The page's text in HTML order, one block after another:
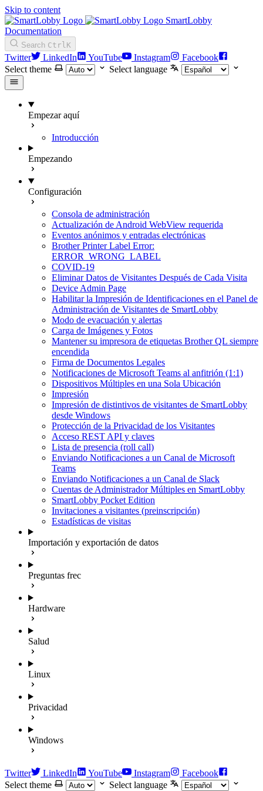
Skip to content
SmartLobby
Documentation
Search CtrlK
Twitter LinkedIn YouTube Instagram
Facebook
Select theme
Select language
Empezar aquí
Introducción
Empezando
Configuración
Consola de administración
Actualización de Android WebView requerida
Eventos anónimos y entradas electrónicas
Brother Printer Label Error:
ERROR_WRONG_LABEL
COVID-19
Eliminar Datos de Visitantes Después de Cada Visita
Device Admin Page
Habilitar la Impresión de Identificaciones en el Panel de
Administración de Visitantes de SmartLobby
Modo de evacuación y alertas
Carga de Imágenes y Fotos
Mantener su impresora de etiquetas Brother QL siempre
encendida
Firma de Documentos Legales
Notificaciones de Microsoft Teams al anfitrión (1:1)
Dispositivos Múltiples en una Sola Ubicación
Impresión
Impresión de distintivos de visitantes de SmartLobby
desde Windows
Protección de la Privacidad de los Visitantes
Acceso REST API y claves
Lista de presencia (roll call)
Enviando Notificaciones a un Canal de Microsoft
Teams
Enviando Notificaciones a un Canal de Slack
Cuentas de Administrador Múltiples en SmartLobby
SmartLobby Pocket Edition
Invitaciones a visitantes (preinscripción)
Estadísticas de visitas
Importación y exportación de datos
Preguntas frec
Hardware
Salud
Linux
Privacidad
Windows
Twitter LinkedIn YouTube Instagram
Facebook
Select theme
Select language